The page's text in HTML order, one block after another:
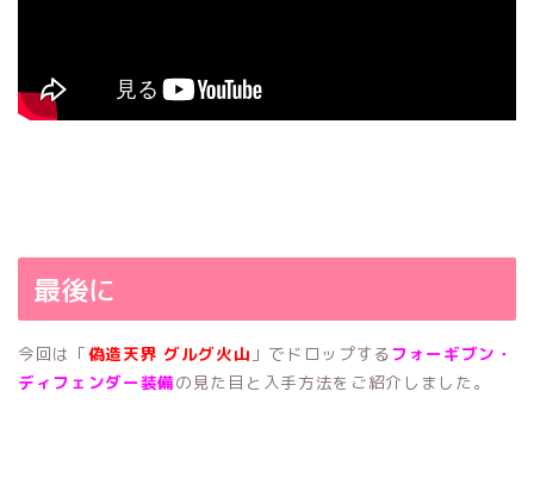
最後に
今回は「偽造天界 グルグ火山 」でドロップするフォーギブン・
ディフェンダー装備の見た目と入手方法をご紹介しました。